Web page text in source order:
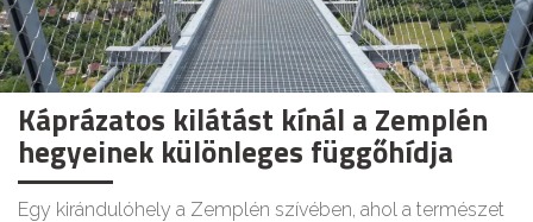
Káprázatos kilátást kínál a Zemplén
hegyeinek különleges függőhídja
Egy kirándulóhely a Zemplén szívében, ahol a természet